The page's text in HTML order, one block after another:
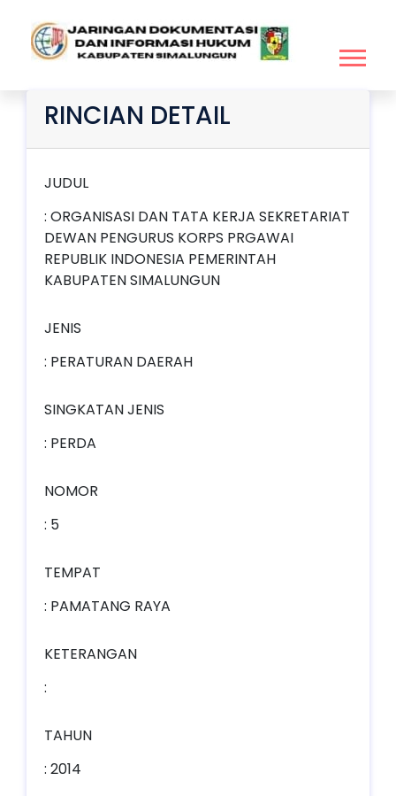
RINCIAN DETAIL
JUDUL
: ORGANISASI DAN TATA KERJA SEKRETARIAT
DEWAN PENGURUS KORPS PRGAWAI
REPUBLIK INDONESIA PEMERINTAH
KABUPATEN SIMALUNGUN
JENIS
: PERATURAN DAERAH
SINGKATAN JENIS
: PERDA
NOMOR
: 5
TEMPAT
: PAMATANG RAYA
KETERANGAN
:
TAHUN
: 2014